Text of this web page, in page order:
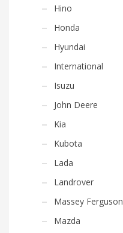
Hino
Honda
Hyundai
International
Isuzu
John Deere
Kia
Kubota
Lada
Landrover
Massey Ferguson
Mazda